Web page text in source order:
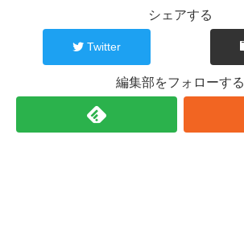
シェアする
Twitter
編集部をフォローする